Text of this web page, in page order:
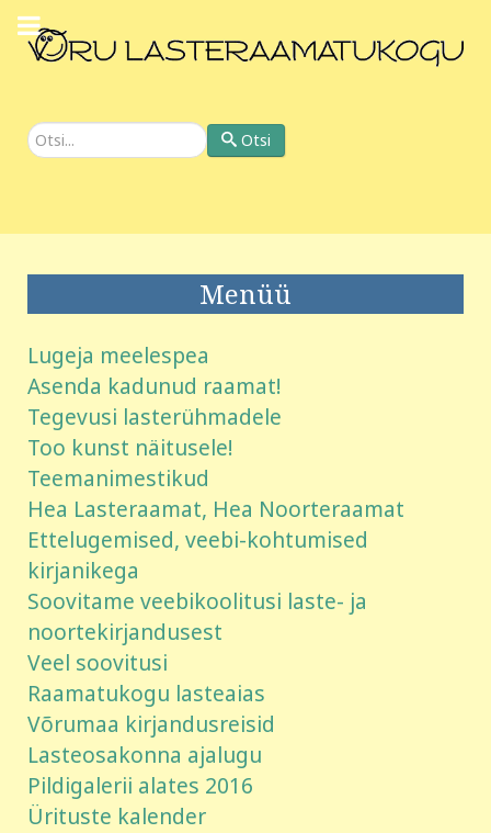
Otsi Otsi
Menüü
Lugeja meelespea
Asenda kadunud raamat!
Tegevusi lasterühmadele
Too kunst näitusele!
Teemanimestikud
Hea Lasteraamat, Hea Noorteraamat
Ettelugemised, veebi-kohtumised
kirjanikega
Soovitame veebikoolitusi laste- ja
noortekirjandusest
Veel soovitusi
Raamatukogu lasteaias
Võrumaa kirjandusreisid
Lasteosakonna ajalugu
Pildigalerii alates 2016
Ürituste kalender